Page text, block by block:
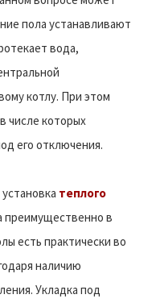
пола устанавливают
вода,
котлу. При этом
числе которых
его отключения.
теплого
преимущественно в
есть практически во
наличию
Укладка под